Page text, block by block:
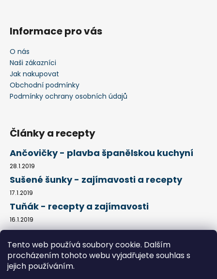
Tento web používá soubory cookie. Dalším
procházením tohoto webu vyjadřujete souhlas s
jejich používáním.
Informace pro vás
O nás
Naši zákazníci
Jak nakupovat
Obchodní podmínky
Podmínky ochrany osobních údajů
Články a recepty
Ančovičky - plavba španělskou kuchyní
28.1.2019
Sušené šunky - zajímavosti a recepty
17.1.2019
Tuňák - recepty a zajímavosti
16.1.2019
Kontakty Obchodní podmínky Jak nakupovat
Podmínky ochrany osobních údajů